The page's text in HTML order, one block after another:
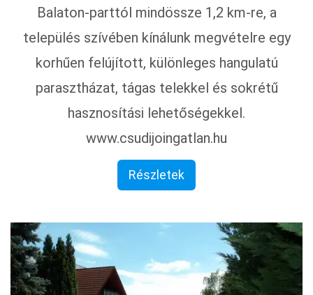
Balaton-parttól mindössze 1,2 km-re, a
település szívében kínálunk megvételre egy
korhűen felújított, különleges hangulatú
parasztházat, tágas telekkel és sokrétű
hasznosítási lehetőségekkel.
www.csudijoingatlan.hu
Részletek